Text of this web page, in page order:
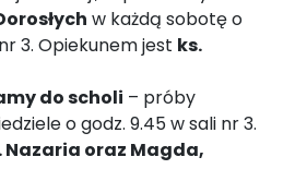
w każdą sobotę o
3. Opiekunem jest ks.
do scholi – próby
o godz. 9.45 w sali nr 3.
Nazaria oraz Magda,